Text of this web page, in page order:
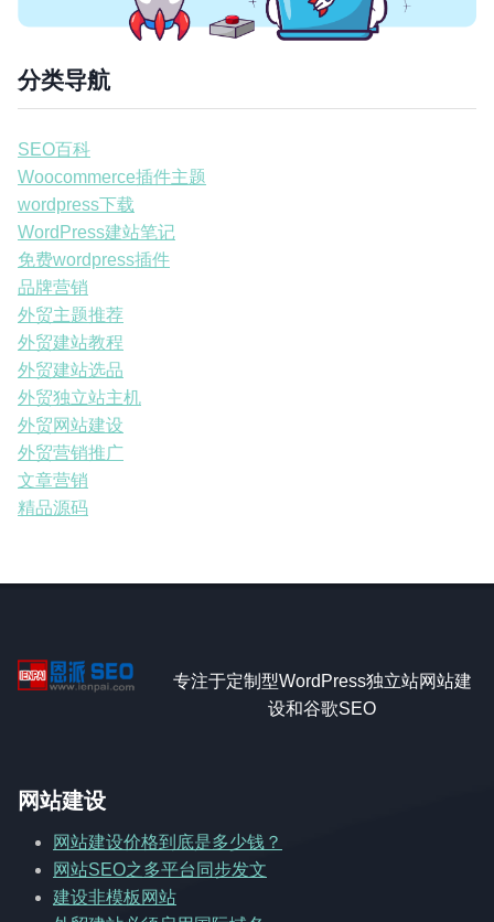
分类导航
SEO百科
Woocommerce插件主题
wordpress下载
WordPress建站笔记
免费wordpress插件
品牌营销
外贸主题推荐
外贸建站教程
外贸建站选品
外贸独立站主机
外贸网站建设
外贸营销推广
文章营销
精品源码
专注于定制型WordPress独立站网站建
设和谷歌SEO
网站建设
网站建设价格到底是多少钱？
网站SEO之多平台同步发文
建设非模板网站